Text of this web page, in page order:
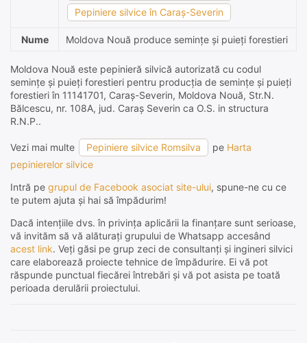
Pepiniere silvice în Caraş-Severin
Nume Moldova Nouă produce semințe și puieți forestieri
Moldova Nouă este pepinieră silvică autorizată cu codul
semințe și puieți forestieri pentru producția de semințe și puieți
forestieri în 11141701, Caraş-Severin, Moldova Nouă, Str.N.
Bălcescu, nr. 108A, jud. Caraş Severin ca O.S. in structura
R.N.P..
Vezi mai multe Pepiniere silvice Romsilva pe Harta
pepinierelor silvice
Intră pe grupul de Facebook asociat site-ului, spune-ne cu ce
te putem ajuta și hai să împădurim!
Dacă intențiile dvs. în privința aplicării la finanțare sunt serioase,
vă invităm să vă alăturați grupului de Whatsapp accesând
acest link. Veți găsi pe grup zeci de consultanți și ingineri silvici
care elaborează proiecte tehnice de împădurire. Ei vă pot
răspunde punctual fiecărei întrebări și vă pot asista pe toată
perioada derulării proiectului.